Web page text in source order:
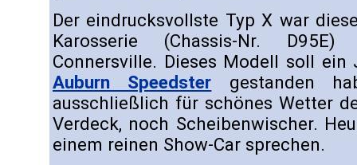
Der eindrucksvollste Typ X war
Karosserie (Chassis-Nr.
Connersville. Dieses Modell soll
Auburn Speedster gestanden
ausschließlich für schönes Wetter
Verdeck, noch Scheibenwischer.
einem reinen Show-Car sprechen.